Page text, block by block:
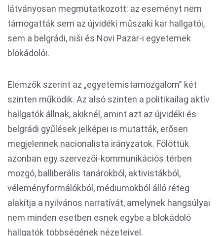
látványosan megmutatkozott: az eseményt nem
támogatták sem az újvidéki műszaki kar hallgatói,
sem a belgrádi, niši és Novi Pazar-i egyetemek
blokádolói.
Elemzők szerint az „egyetemistamozgalom” két
szinten működik. Az alsó szinten a politikailag aktív
hallgatók állnak, akiknél, amint azt az újvidéki és
belgrádi gyűlések jelképei is mutatták, erősen
megjelennek nacionalista irányzatok. Fölöttük
azonban egy szervezői-kommunikációs térben
mozgó, balliberális tanárokból, aktivistákból,
véleményformálókból, médiumokból álló réteg
alakítja a nyilvános narratívát, amelynek hangsúlyai
nem minden esetben esnek egybe a blokádoló
hallgatók többségének nézeteivel.